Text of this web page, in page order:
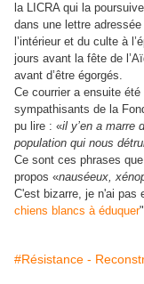
la LICRA qui la
dans une lettre
l’intérieur et du culte à
jours avant la fête de
avant d’être égorgés.
Ce courrier a ensuite
sympathisants de la
pu lire : «il y’en a marre
population qui nous
Ce sont ces phrases
propos «nauséeux,
C'est bizarre, je n'ai pas
chiens blancs à éduquer
#Résistance -